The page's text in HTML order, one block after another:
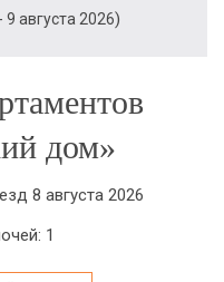
9 августа 2026)
дом»
8 августа 2026
1